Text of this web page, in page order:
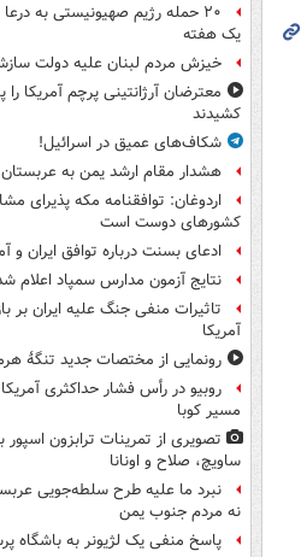
۲۰ حمله رژیم صهیونیستی به
یک هفته
خیزش مردم لبنان علیه دولت
معترضان آرژانتینی پرچم آمریکا را
کشیدند
شکاف‌های عمیق در اسرائیل!
هشدار مقام ارشد یمن به
اردوغان: توافقنامه مکه پذیرای
کشورهای دوست است
ادعای بسنت درباره توافق ایران و
نتایج آزمون مدارس سمپاد اعلام
تاثیرات منفی جنگ علیه ایران بر
آمریکا
رونمایی از مختصات جدید تنگۀ
روبیو در رأس فشار حداکثری آمریکا
مسیر کوبا
تصویری از تمرینات ترابزون اسپور
ساویچ، صلاح و اونانا
نبرد ما علیه طرح سلطه‌جویی
نه مردم جنوب یمن
پاسخ منفی یک لژیونر به باشگاه